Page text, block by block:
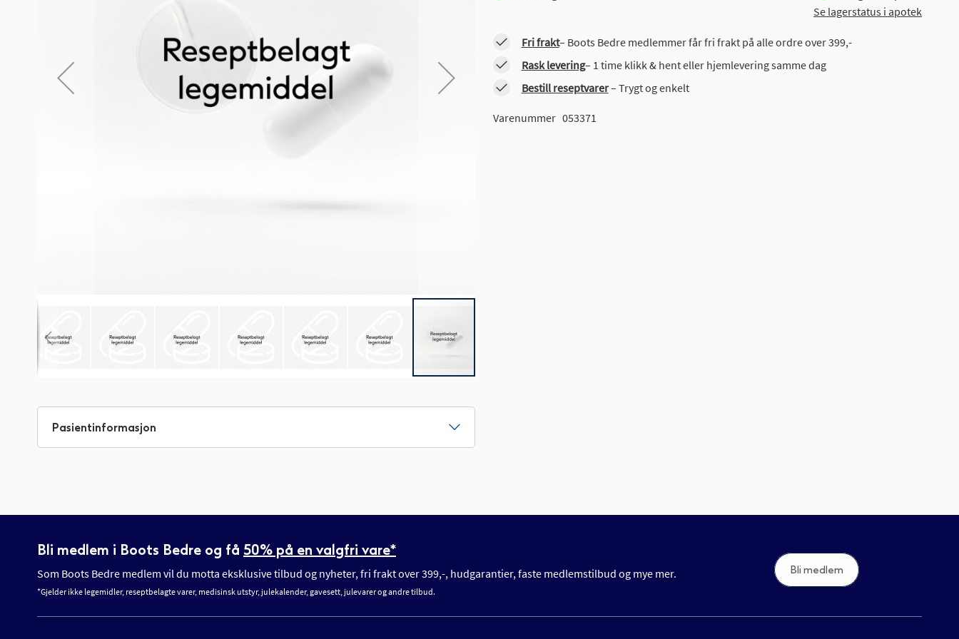
Se lagerstatus i apotek
Fri frakt– Boots Bedre medlemmer får fri frakt på alle ordre over 399,-
Rask levering– 1 time klikk & hent eller hjemlevering samme dag
Bestill reseptvarer– Trygt og enkelt
Varenummer 053371
til
begynnelsen
Pasientinformasjon
Bli medlem i Boots Bedre og få 50% på en valgfri vare*
Som Boots Bedre medlem vil du motta eksklusive tilbud og nyheter, fri frakt over 399,-, hudgarantier, faste medlemstilbud og mye mer.
*Gjelder ikke legemidler, reseptbelagte varer, medisinsk utstyr, julekalender, gavesett, julevarer og andre tilbud.
Bli medlem